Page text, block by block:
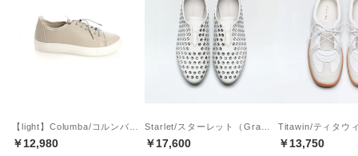
￥12,980 ￥17,600 ￥13,750